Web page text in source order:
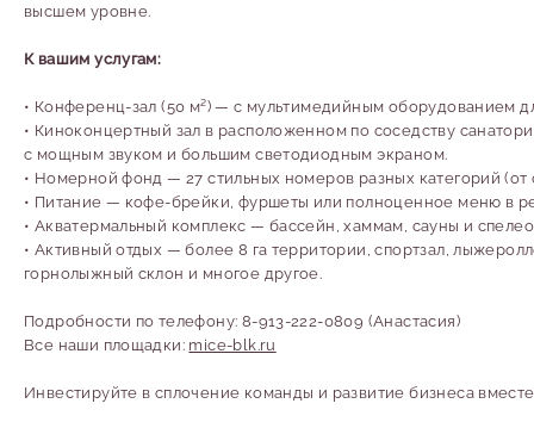
высшем уровне.
К вашим услугам:
• Конференц-зал (50 м²) — с мультимедийным оборудованием
• Киноконцертный зал в расположенном по соседству
с мощным звуком и большим светодиодным экраном.
• Номерной фонд — 27 стильных номеров разных категорий (от
• Питание — кофе-брейки, фуршеты или полноценное меню в
• Акватермальный комплекс — бассейн, хаммам, сауны и
• Активный отдых — более 8 га территории, спортзал,
горнолыжный склон и многое другое.
Подробности по телефону: 8-913-222-0809 (Анастасия)
Все наши площадки: mice-blk.ru
Инвестируйте в сплочение команды и развитие бизнеса